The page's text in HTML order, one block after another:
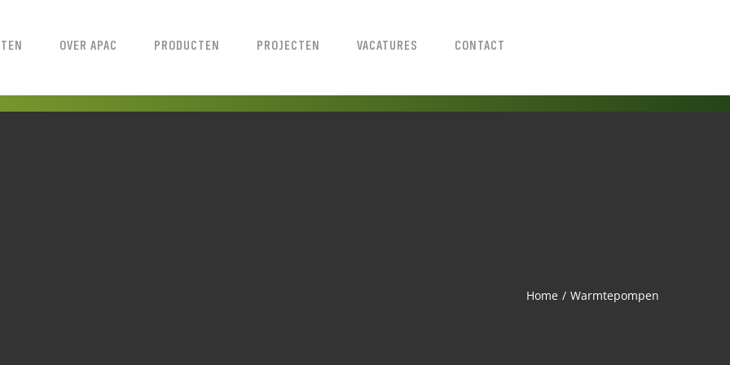
OVER APAC PRODUCTEN PROJECTEN VACATURES CONTACT
Home Warmtepompen